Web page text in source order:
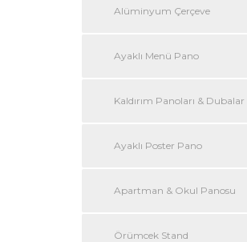
Alüminyum Çerçeve
Ayaklı Menü Pano
Kaldırım Panoları & Dubalar
Ayaklı Poster Pano
Apartman & Okul Panosu
Örümcek Stand